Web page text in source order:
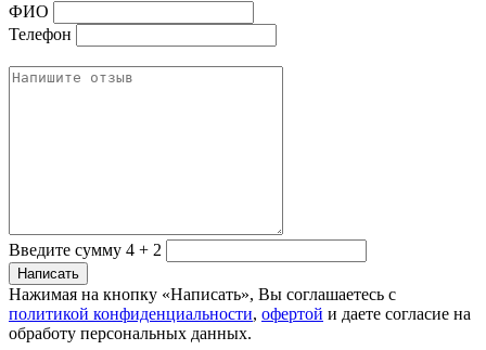
ФИО
Телефон
Введите сумму 4 + 2
Нажимая на кнопку «Написать», Вы соглашаетесь с
политикой конфиденциальности, офертой и даете согласие на
обработу персональных данных.